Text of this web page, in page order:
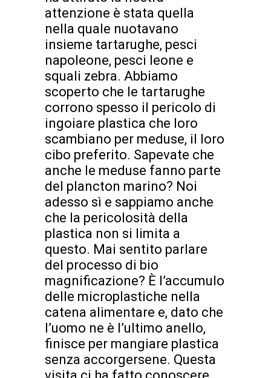
attenzione è stata quella
nella quale nuotavano
insieme tartarughe, pesci
napoleone, pesci leone e
squali zebra. Abbiamo
scoperto che le tartarughe
corrono spesso il pericolo di
ingoiare plastica che loro
scambiano per meduse, il loro
cibo preferito. Sapevate che
anche le meduse fanno parte
del plancton marino? Noi
adesso sì e sappiamo anche
che la pericolosità della
plastica non si limita a
questo. Mai sentito parlare
del processo di bio
magnificazione? È l’accumulo
delle microplastiche nella
catena alimentare e, dato che
l’uomo ne è l’ultimo anello,
finisce per mangiare plastica
senza accorgersene. Questa